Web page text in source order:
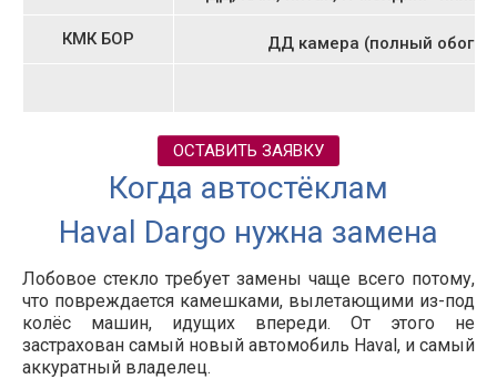
КМК БОР ДД камера (полный
ОСТАВИТЬ ЗАЯВКУ
Когда автостёклам
Haval Dargo нужна замена
Лобовое стекло требует замены чаще всего потому,
что повреждается камешками, вылетающими из-под
колёс машин, идущих впереди. От этого не
застрахован самый новый автомобиль Haval, и самый
аккуратный владелец.